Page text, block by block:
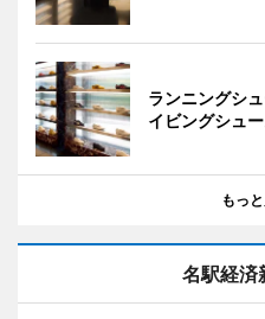
ランニングシ
イビングシュ
もっ
名駅経済